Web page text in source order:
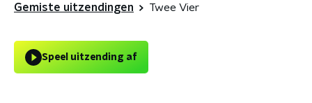
Gemiste uitzendingen Twee Vier
Speel uitzending af